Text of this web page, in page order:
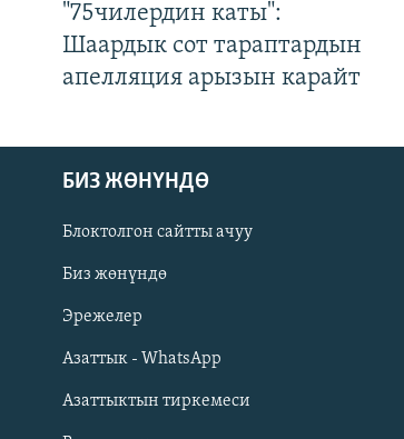
Русский
ОНЛАЙН ШЕРИНЕ
"75чилердин каты":
Шаардык сот тараптардын
апелляция арызын карайт
БИЗ ЖӨНҮНДӨ
Блоктолгон сайтты ачуу
Биз жөнүндө
Эрежелер
Азаттык - WhatsApp
Азаттыктын тиркемеси